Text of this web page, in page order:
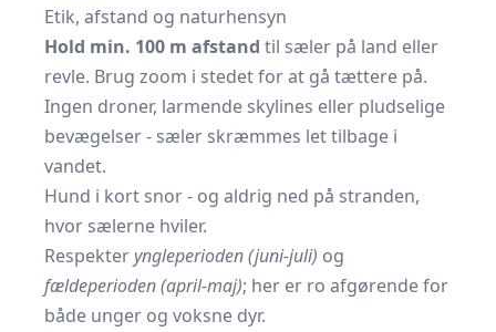
Etik, afstand og naturhensyn
Hold min. 100 m afstand til sæler på land eller
revle. Brug zoom i stedet for at gå tættere på.
Ingen droner, larmende skylines eller pludselige
bevægelser - sæler skræmmes let tilbage i
vandet.
Hund i kort snor - og aldrig ned på stranden,
hvor sælerne hviler.
Respekteryngleperioden (juni-juli) og
fældeperioden (april-maj); her er ro afgørende for
både unger og voksne dyr.